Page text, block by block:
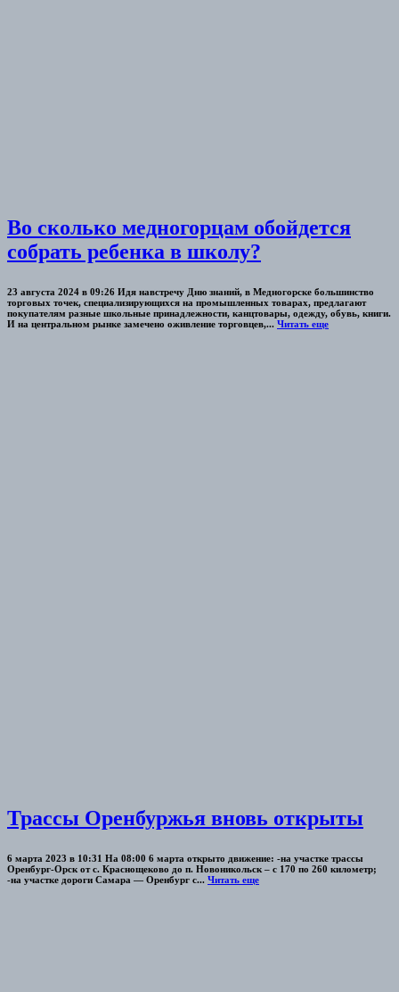
Во сколько медногорцам обойдется
собрать ребенка в школу?
23 августа 2024 в 09:26 Идя навстречу Дню знаний, в Медногорске большинство
торговых точек, специализирующихся на промышленных товарах, предлагают
покупателям разные школьные принадлежности, канцтовары, одежду, обувь, книги.
И на центральном рынке замечено оживление торговцев,... Читать еще
Трассы Оренбуржья вновь открыты
6 марта 2023 в 10:31 На 08:00 6 марта открыто движение: -на участке трассы
Оренбург-Орск от с. Краснощеково до п. Новоникольск – с 170 по 260 километр;
-на участке дороги Самара — Оренбург с... Читать еще